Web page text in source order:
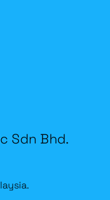
Sdn Bhd.